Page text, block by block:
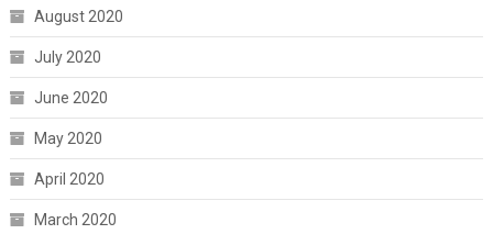
August 2020
July 2020
June 2020
May 2020
April 2020
March 2020